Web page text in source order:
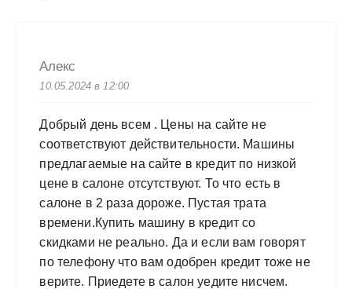
Алекс
10.05.2024 в 12:00
Добрый день всем . Цены на сайте не
соответствуют действительности. Машины
предлагаемые на сайте в кредит по низкой
цене в салоне отсутствуют. То что есть в
салоне в 2 раза дороже. Пустая трата
времени.Купить машину в кредит со
скидками не реально. Да и если вам говорят
по телефону что вам одобрен кредит тоже не
верите. Приедете в салон уедите нисчем.